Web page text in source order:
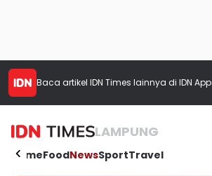
Baca artikel IDN Times lainnya di IDN App
LAMPUNG
HomeFoodNewsSportTravel